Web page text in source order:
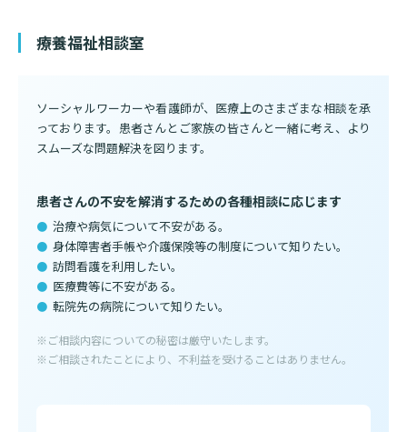
LINEサービスについて
東部病院の就労支援サービス
診療記録（カルテ）の開示について
よくあるご質問
療養福祉相談室
ソーシャルワーカーや看護師が、医療上のさまざまな相談を承
っております。患者さんとご家族の皆さんと一緒に考え、より
スムーズな問題解決を図ります。
患者さんの不安を解消するための各種相談に応じます
治療や病気について不安がある。
身体障害者手帳や介護保険等の制度について知りたい。
訪問看護を利用したい。
医療費等に不安がある。
転院先の病院について知りたい。
※ご相談内容についての秘密は厳守いたします。
※ご相談されたことにより、不利益を受けることはありません。